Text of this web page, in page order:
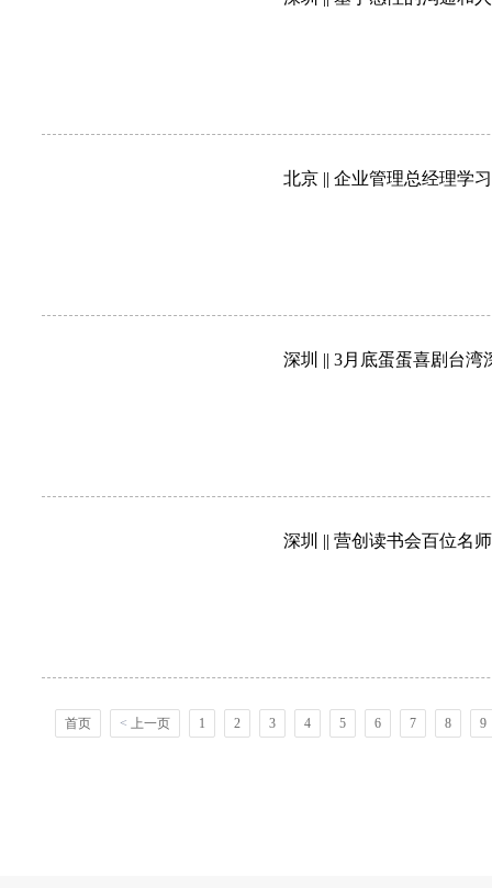
北京 || 企业管理总经理学
深圳 || 3月底蛋蛋喜剧台
深圳 || 营创读书会百位名
首页 < 上一页 1 2 3 4 5 6 7 8 9